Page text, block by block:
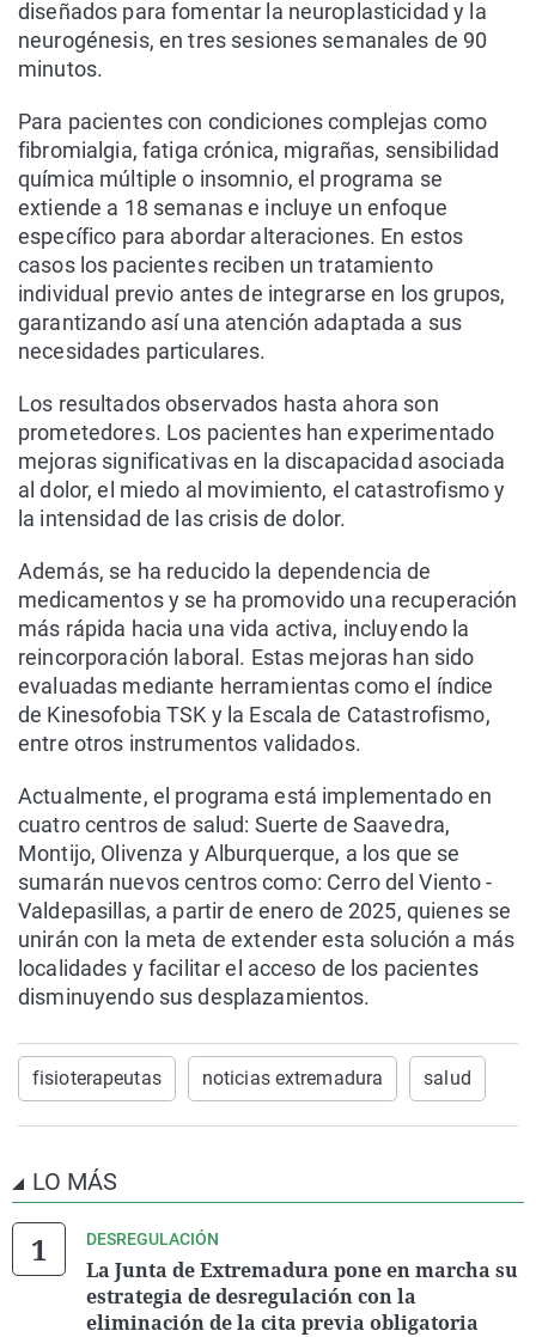
diseñados para fomentar la neuroplasticidad y la
neurogénesis, en tres sesiones semanales de 90
minutos.
Para pacientes con condiciones complejas como
fibromialgia, fatiga crónica, migrañas, sensibilidad
química múltiple o insomnio, el programa se
extiende a 18 semanas e incluye un enfoque
específico para abordar alteraciones. En estos
casos los pacientes reciben un tratamiento
individual previo antes de integrarse en los grupos,
garantizando así una atención adaptada a sus
necesidades particulares.
Los resultados observados hasta ahora son
prometedores. Los pacientes han experimentado
mejoras significativas en la discapacidad asociada
al dolor, el miedo al movimiento, el catastrofismo y
la intensidad de las crisis de dolor.
Además, se ha reducido la dependencia de
medicamentos y se ha promovido una recuperación
más rápida hacia una vida activa, incluyendo la
reincorporación laboral. Estas mejoras han sido
evaluadas mediante herramientas como el índice
de Kinesofobia TSK y la Escala de Catastrofismo,
entre otros instrumentos validados.
Actualmente, el programa está implementado en
cuatro centros de salud: Suerte de Saavedra,
Montijo, Olivenza y Alburquerque, a los que se
sumarán nuevos centros como: Cerro del Viento -
Valdepasillas, a partir de enero de 2025, quienes se
unirán con la meta de extender esta solución a más
localidades y facilitar el acceso de los pacientes
disminuyendo sus desplazamientos.
fisioterapeutas noticias extremadura salud
LO MÁS
DESREGULACIÓN
La Junta de Extremadura pone en marcha su
estrategia de desregulación con la
eliminación de la cita previa obligatoria